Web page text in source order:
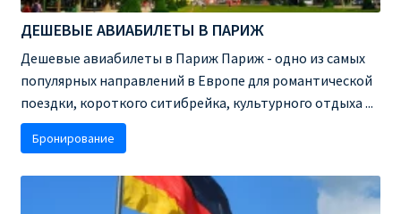
ПРАВИЛА RYANAIR В АЭРОПОРТУ И НА БОРТУ
ПРАВИЛА ПРОВОЗА БАГАЖА RYANAIR
ПУТЕШЕСТВИЕ С ДЕТЬМИ И МЛАДЕНЦАМИ
РЕЙСАМИ RYANAIR
РЕГИСТРАЦИЯ НА РЕЙС И ДОКУМЕНТЫ ДЛЯ
ДЕШЕВЫЕ АВИАБИЛЕТЫ В ПАРИЖ
Дешевые авиабилеты в Париж Париж - одно из самых
популярных направлений в Европе для романтической
поездки, короткого ситибрейка, культурного отдыха ...
Бронирование